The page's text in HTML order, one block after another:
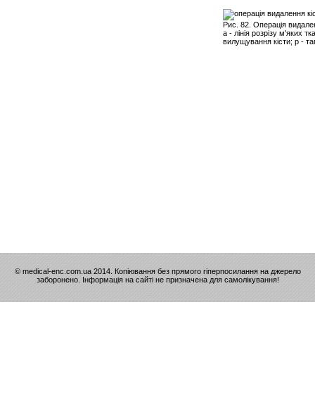
Рис. 82. Операція
а - лінія розрізу м'яких
вилущування кісти; р -
© medical-enc.com.ua 2014. Копіювання без прямого гіперпосилання на джерело
заборонено. Інформація на сайті не призначена для самолікування!